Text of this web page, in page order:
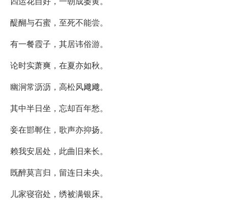
醍醐与石蜜，至死不能尝。
有一餐霞子，其居讳俗游。
论时实萧爽，在夏亦如秋。
幽涧常沥沥，高松风飕飕。
其中半日坐，忘却百年愁。
妾在邯郸住，歌声亦抑扬。
赖我安居处，此曲旧来长。
既醉莫言归，留连日未央。
儿家寝宿处，绣被满银床。